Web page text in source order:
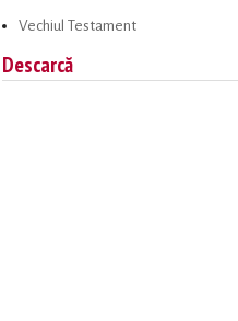
Vechiul Testament
Descarcă